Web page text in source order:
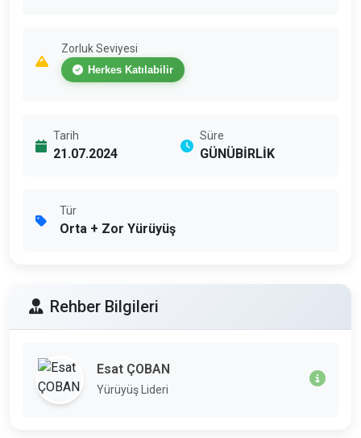
Zorluk Seviyesi
Herkes Katılabilir
Tarih
21.07.2024
Süre
GÜNÜBİRLİK
Tür
Orta + Zor Yürüyüş
Rehber Bilgileri
Esat ÇOBAN
Yürüyüş Lideri